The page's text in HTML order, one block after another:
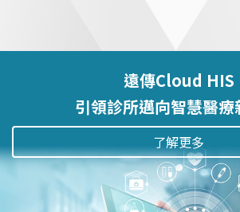
遠傳Cloud HIS
引領診所邁向智慧醫療
了解更多